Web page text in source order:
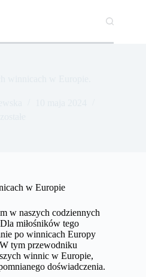
w Europie
w naszych codziennych
miłośników tego
po winnicach Europy
tym przewodniku
winnic w Europie,
doświadczenia.